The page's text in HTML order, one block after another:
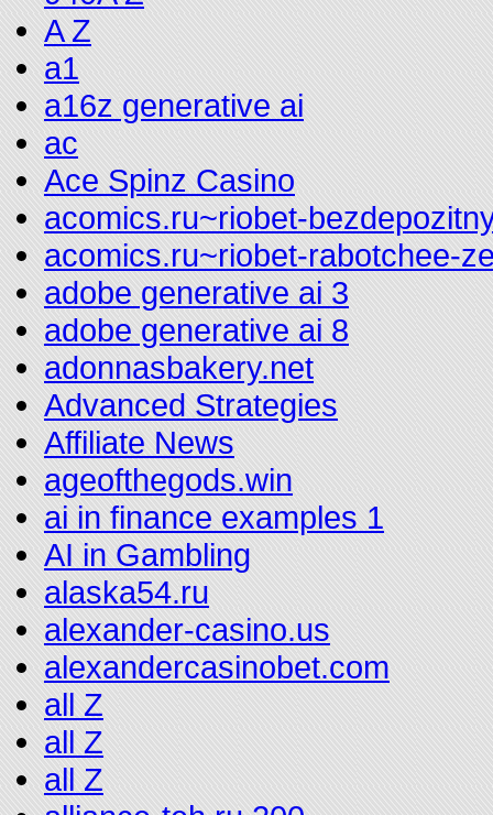
A Z
a1
a16z generative ai
ac
Ace Spinz Casino
acomics.ru~riobet-
acomics.ru~riobet-rabotchee-
adobe generative ai 3
adobe generative ai 8
adonnasbakery.net
Advanced Strategies
Affiliate News
ageofthegods.win
ai in finance examples 1
AI in Gambling
alaska54.ru
alexander-casino.us
alexandercasinobet.com
all Z
all Z
all Z